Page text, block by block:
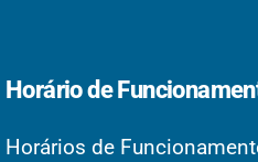
Horário de
Horários de